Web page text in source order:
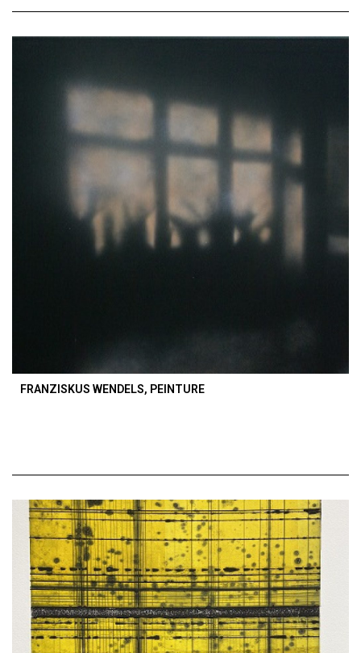
FRANZISKUS WENDELS, PEINTURE